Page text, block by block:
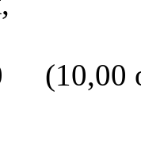
(10,00